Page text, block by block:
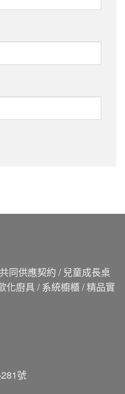
同供應契約 / 兒童成長桌
化廚具 / 系統櫥櫃 / 精品實
號